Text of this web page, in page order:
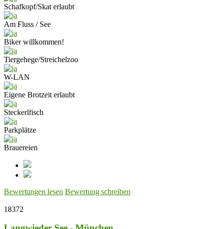
Schafkopf/Skat erlaubt
Am Fluss / See
Biker willkommen!
Tiergehege/Streichelzoo
W-LAN
Eigene Brotzeit erlaubt
Steckerlfisch
Parkplätze
Brauereien
Bewertungen lesen Bewertung schreiben
18372